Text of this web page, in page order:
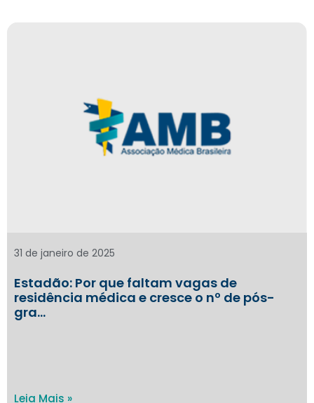
Estadão: Por que faltam vagas de
residência médica e cresce o nº de pós-
gra…
31 de janeiro de 2025
Leia Mais »